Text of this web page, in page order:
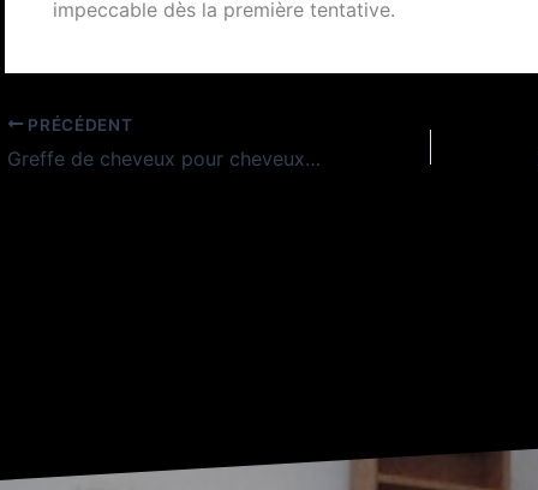
impeccable dès la première tentative.
PRÉCÉDENT
Greffe de cheveux pour cheveux crépus et afro de A à Z